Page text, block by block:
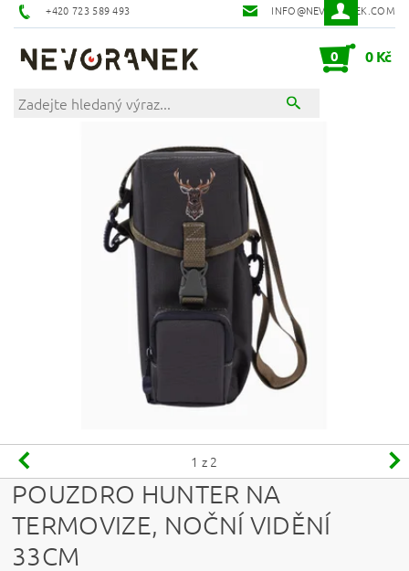
+420 723 589 493 INFO@NEVORANEK.COM
0 0 Kč
1 z 2
POUZDRO HUNTER NA
TERMOVIZE, NOČNÍ VIDĚNÍ
33CM